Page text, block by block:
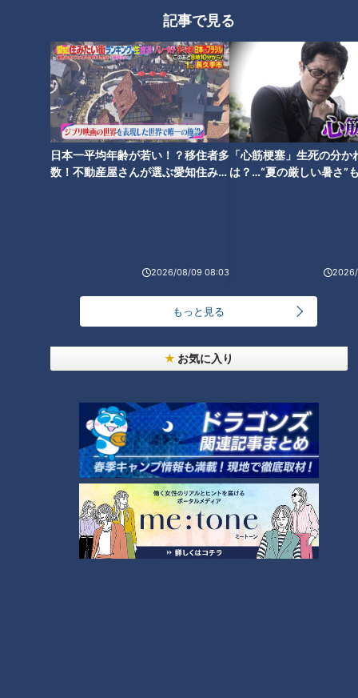
記事で見る
日本一平均年齢が若い！？移住者多
数！不動産屋さんが選ぶ愛知住みた
2026/08/09 08:03
「心筋梗塞」生死の分か
は？…“夏の厳しい暑さ”
もっと見る
お気に入り
―ドラフト3位の辻本倫太郎選手の印象は？
立浪監督「すごく元気で、動きもいいですし、守備も練習すれ
ば脚力はあるので、前のダッシュもいいですし楽しみな選手で
すね。バッティングも身体は小さいんですけど、パンチ力が結
構あって、おそらく実戦向きの選手かなとイメージしていま
「サンデードラゴンズ」より田中幹也選手(C)CBCテレビ
―現在読谷でキャンプ中の田中幹也選手の印象は？
立浪監督「技術的には言うことない選手なので、あとは体調
面。特に肩は手術していますからこの辺の不安が無くなれば考
えたいなと思っています。（キャンプ中の一軍昇格は？）今、